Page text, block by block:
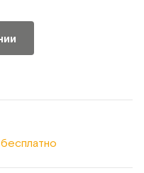
бесплатно